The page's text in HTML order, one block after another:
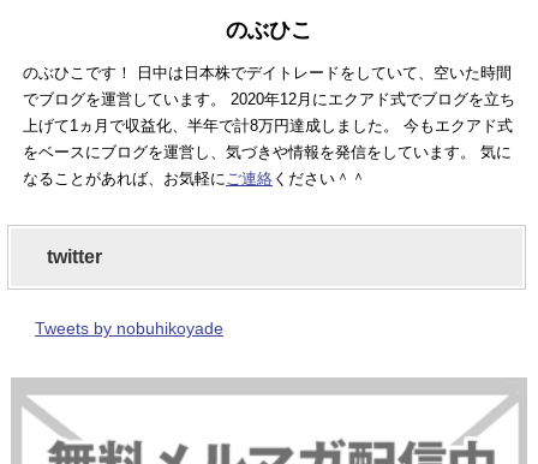
のぶひこ
のぶひこです！ 日中は日本株でデイトレードをしていて、空いた時間
でブログを運営しています。 2020年12月にエクアド式でブログを立ち
上げて1ヵ月で収益化、半年で計8万円達成しました。 今もエクアド式
をベースにブログを運営し、気づきや情報を発信をしています。 気に
なることがあれば、お気軽に ご連絡ください＾＾
twitter
Tweets by nobuhikoyade